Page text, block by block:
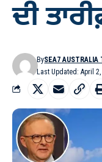
ਦੀ
Last Updated: April 2,
BySEA7 AUSTRALIA